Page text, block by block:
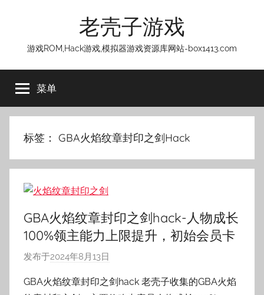
老壳子游戏
游戏ROM,Hack游戏,模拟器游戏资源库网站-box1413.com
菜单
标签： GBA火焰纹章封印之剑Hack
GBA火焰纹章封印之剑hack-人物成长
100%领主能力上限提升，初始会员卡
发布于2024年8月13日
:
GBA火焰纹章封印之剑hack 老壳子收集的GBA火焰